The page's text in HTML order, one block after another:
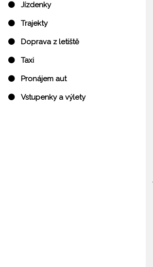
⚫ Jízdenky
⚫ Trajekty
⚫ Doprava z letiště
⚫ Taxi
⚫ Pronájem aut
⚫ Vstupenky a výlety